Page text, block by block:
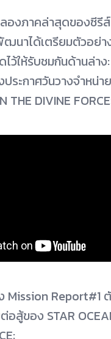
องภาคล่าสุดของซีรีส์
ฒนาได้เตรียมตัวอย่
ว้ให้รับชมกันด้านล่าง:
ระกาศวันวางจำหน่า
THE DIVINE
Mission Report#1
อสู้ของ STAR